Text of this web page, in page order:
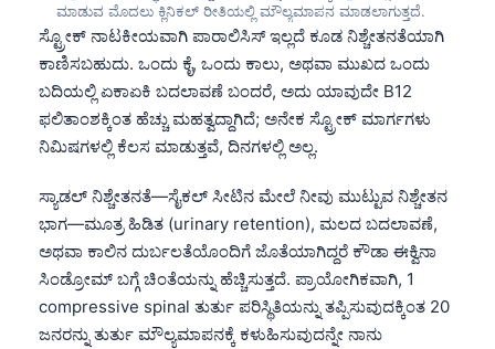
ಮಾಡುವ ಮೊದಲು ಕ್ಲಿನಿಕಲ್ ರೀತಿಯಲ್ಲಿ ಮೌಲ್ಯಮಾಪನ ಮಾಡಲಾಗುತ್ತದೆ.
ಸ್ಟ್ರೋಕ್ ನಾಟಕೀಯವಾಗಿ ಪಾರಾಲಿಸಿಸ್ ಇಲ್ಲದೆ ಕೂಡ ನಿಶ್ಚೇತನತೆಯಾಗಿ
ಕಾಣಿಸಬಹುದು. ಒಂದು ಕೈ, ಒಂದು ಕಾಲು, ಅಥವಾ ಮುಖದ ಒಂದು
ಬದಿಯಲ್ಲಿ ಏಕಾಏಕಿ ಬದಲಾವಣೆ ಬಂದರೆ, ಅದು ಯಾವುದೇ B12
ಫಲಿತಾಂಶಕ್ಕಿಂತ ಹೆಚ್ಚು ಮಹತ್ವದ್ದಾಗಿದೆ; ಅನೇಕ ಸ್ಟ್ರೋಕ್ ಮಾರ್ಗಗಳು
ನಿಮಿಷಗಳಲ್ಲಿ ಕೆಲಸ ಮಾಡುತ್ತವೆ, ದಿನಗಳಲ್ಲಿ ಅಲ್ಲ.
ಸ್ಯಾಡಲ್ ನಿಶ್ಚೇತನತೆ—ಸೈಕಲ್ ಸೀಟಿನ ಮೇಲೆ ನೀವು ಮುಟ್ಟುವ ನಿಶ್ಚೇತನ
ಭಾಗ—ಮೂತ್ರ ಹಿಡಿತ (urinary retention), ಮಲದ ಬದಲಾವಣೆ,
ಅಥವಾ ಕಾಲಿನ ದುರ್ಬಲತೆಯೊಂದಿಗೆ ಜೊತೆಯಾಗಿದ್ದರೆ ಕೌಡಾ ಈಕ್ವಿನಾ
ಸಿಂಡ್ರೋಮ್ ಬಗ್ಗೆ ಚಿಂತೆಯನ್ನು ಹೆಚ್ಚಿಸುತ್ತದೆ. ಪ್ರಾಯೋಗಿಕವಾಗಿ, 1
compressive spinal ತುರ್ತು ಪರಿಸ್ಥಿತಿಯನ್ನು ತಪ್ಪಿಸುವುದಕ್ಕಿಂತ 20
ಜನರನ್ನು ತುರ್ತು ಮೌಲ್ಯಮಾಪನಕ್ಕೆ ಕಳುಹಿಸುವುದನ್ನೇ ನಾನು